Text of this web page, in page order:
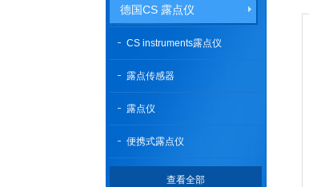
德国CS 露点仪
CS instruments露点仪
露点传感器
露点仪
便携式露点仪
查看全部